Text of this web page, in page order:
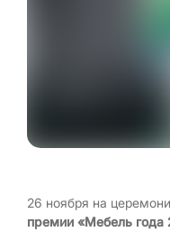
26 ноября на
премии «Мебель года